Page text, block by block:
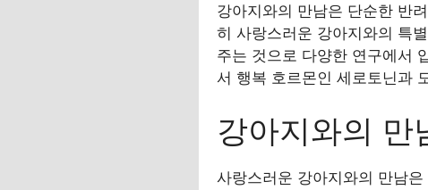
강아지와의 만남은 단순한 반
히 사랑스러운 강아지와의 특
주는 것으로 다양한 연구에서
서 행복 호르몬인 세로토닌과
강아지와의 만
사랑스러운 강아지와의 만남